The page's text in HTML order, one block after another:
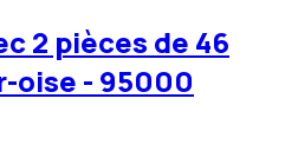
2 pièces de 46
oise - 95000